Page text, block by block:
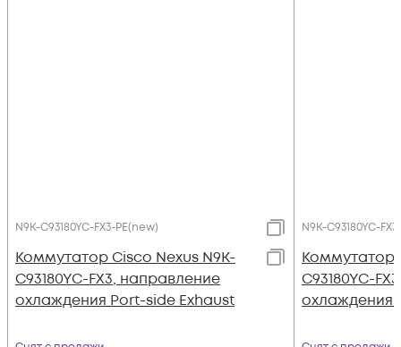
N9K-C93180YC-FX3-PE(new)
Коммутатор Cisco Nexus N9K-
C93180YC-FX3, направление
охлаждения Port-side Exhaust
N9K-C93180YC-
Коммутатор
C93180YC-
охлаждения